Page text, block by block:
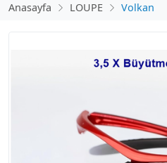
Anasayfa LOUPE Volkan